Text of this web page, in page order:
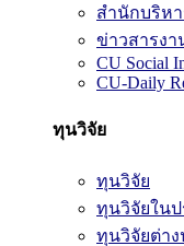
สำนักบริห
ข่าวสารงา
CU Social
CU-Daily
ทุนวิจัย
ทุนวิจัย
ทุนวิจัยในป
ทุนวิจัยต่าง